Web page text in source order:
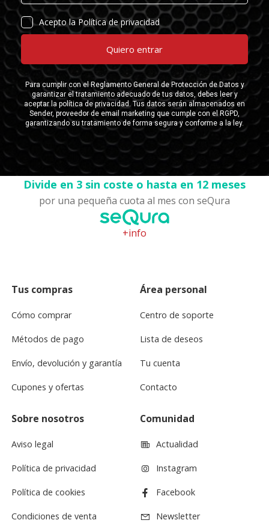
Divide en 3 sin coste o hasta en 12 meses
por una pequeña cuota al mes con seQura
+info
Tus compras
Cómo comprar
Métodos de pago
Envío, devolución y garantía
Cupones y ofertas
Área personal
Centro de soporte
Lista de deseos
Tu cuenta
Contacto
Sobre nosotros
Aviso legal
Política de privacidad
Política de cookies
Condiciones de venta
Comunidad
Actualidad
Instagram
Facebook
Newsletter